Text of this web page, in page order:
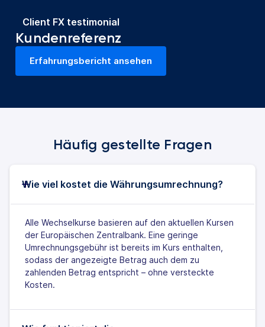
Client FX testimonial
Kundenreferenz
Erfahrungsbericht ansehen
Häufig gestellte Fragen
Wie viel kostet die Währungsumrechnung?
Alle Wechselkurse basieren auf den aktuellen Kursen
der Europäischen Zentralbank. Eine geringe
Umrechnungsgebühr ist bereits im Kurs enthalten,
sodass der angezeigte Betrag auch dem zu
zahlenden Betrag entspricht – ohne versteckte
Kosten.